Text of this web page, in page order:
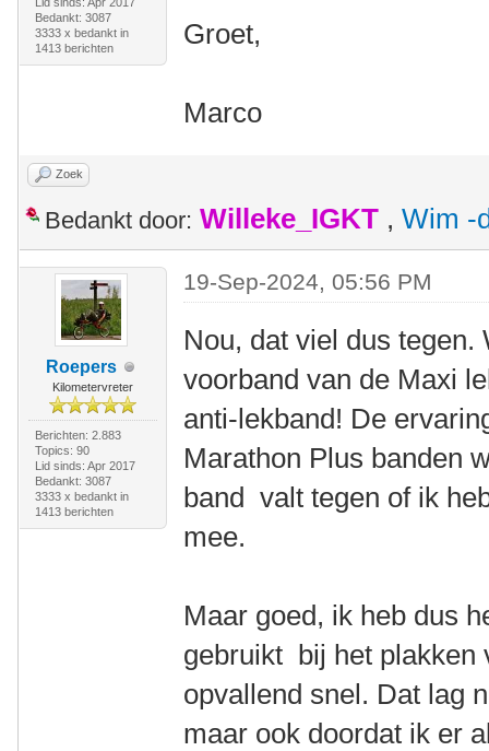
Bedankt: 3087
3333 x bedankt in
1413 berichten
Groet,
Marco
Zoek
Bedankt door: Willeke_IGKT , Wim -
Roepers
Kilometervreter
Berichten: 2.883
Topics: 90
Lid sinds: Apr 2017
Bedankt: 3087
3333 x bedankt in
1413 berichten
19-Sep-2024, 05:56 PM
Nou, dat viel dus
voorband van de Maxi
anti-lekband! De
Marathon Plus banden
band valt tegen of ik
mee.
Maar goed, ik heb dus
gebruikt bij het plakken
opvallend snel. Dat lag
maar ook doordat ik er